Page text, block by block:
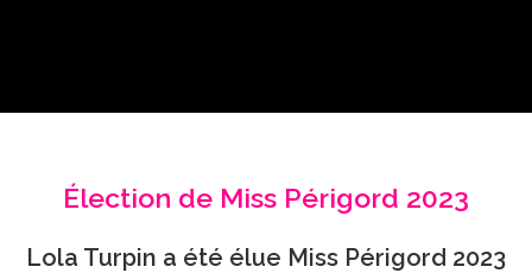
Élection de Miss Périgord 2023
Lola Turpin a été élue Miss Périgord 2023